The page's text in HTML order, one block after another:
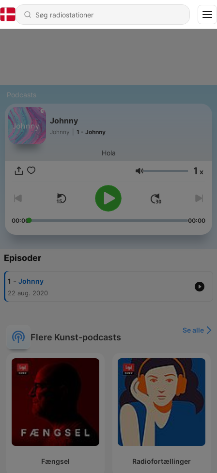
Podcasts
Johnny
Johnny 1 - Johnny
Hola
Lydstyrke 1 x
00:00 00:00
Episoder
1 - Johnny
22 aug. 2020
Flere Kunst-podcasts
Se alle
Fængsel Radiofortællinger